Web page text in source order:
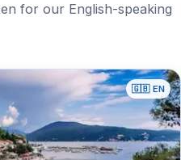
for our English-speaking
🇬🇧 EN